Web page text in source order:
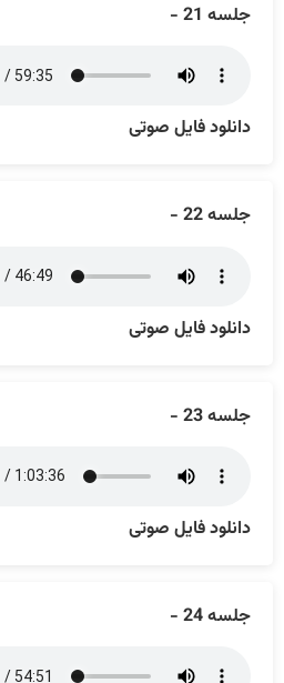
جلسه 21 -
دانلود فایل صوتی
جلسه 22 -
دانلود فایل صوتی
جلسه 23 -
دانلود فایل صوتی
جلسه 24 -